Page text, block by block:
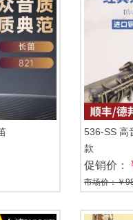
536-SS 高
款
促销价：
市场价：￥